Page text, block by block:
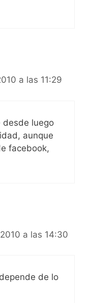
a las 11:29
desde luego
aunque
facebook,
a las 14:30
de lo